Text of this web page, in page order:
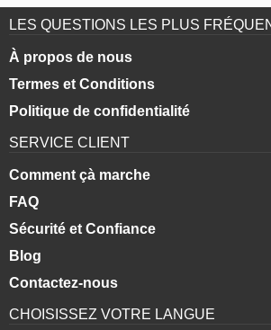
LES QUESTIONS LES PLUS
À propos de nous
Termes et Conditions
Politique de confidentialité
SERVICE CLIENT
Comment çà marche
FAQ
Sécurité et Confiance
Blog
Contactez-nous
CHOISISSEZ VOTRE LANGUE